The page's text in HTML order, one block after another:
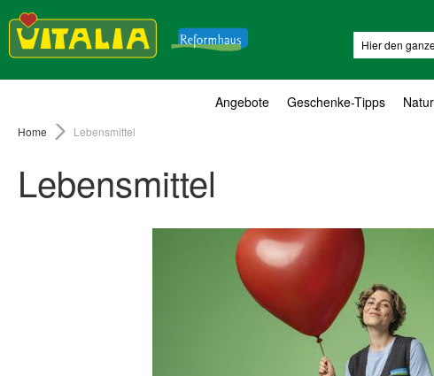
Angebote Geschenke-Tipps
Home Lebensmittel
Lebensmittel